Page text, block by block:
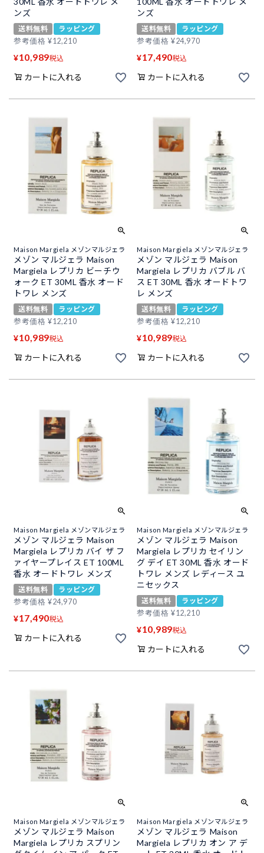
ンズ
送料無料
ラッピング
参考価格 ¥12,210
¥10,989税込
カートに入れる
ンズ
送料無料
ラッピング
参考価格 ¥24,970
¥17,490税込
カートに入れる
Maison Margiela メゾンマルジェラ
メゾン マルジェラ Maison
Margiela レプリカ ビーチウ
ォーク ET 30ML 香水 オード
トワレ メンズ
送料無料
ラッピング
参考価格 ¥12,210
¥10,989税込
カートに入れる
Maison Margiela メゾンマルジェラ
メゾン マルジェラ Maison
Margiela レプリカ バブル バ
ス ET 30ML 香水 オードトワ
レ メンズ
送料無料
ラッピング
参考価格 ¥12,210
¥10,989税込
カートに入れる
Maison Margiela メゾンマルジェラ
メゾン マルジェラ Maison
Margiela レプリカ バイ ザ フ
ァイヤープレイス ET 100ML
香水 オードトワレ メンズ
送料無料
ラッピング
参考価格 ¥24,970
¥17,490税込
カートに入れる
Maison Margiela メゾンマルジェラ
メゾン マルジェラ Maison
Margiela レプリカ セイリン
グ デイ ET 30ML 香水 オード
トワレ メンズ レディース ユ
ニセックス
送料無料
ラッピング
参考価格 ¥12,210
¥10,989税込
カートに入れる
Maison Margiela メゾンマルジェラ
メゾン マルジェラ Maison
Margiela レプリカ スプリン
Maison Margiela メゾンマルジェラ
メゾン マルジェラ Maison
Margiela レプリカ オン ア デ